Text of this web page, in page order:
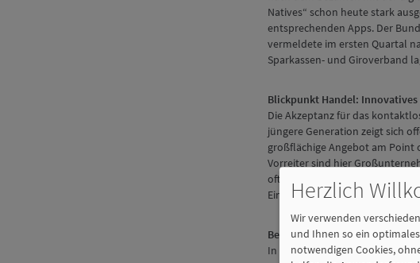
Natives“ schon heute stark
entsprechenden Apps. Der
vermeldete im ersten Quartal
Sparkassen- und Giroverband
Blickpunkt Handel:
Die Akzeptanz für das
jüngere Generation zeigt sich
großflächige Angebot am Point
Vorreiter sind hier
oft noch
Einblicke, wie bargeldlose
Bezahlen an E-Ladesäulen:
In seinem Gastbeitrag fordert
Herzlich
Wir verwenden
und Ihnen so ein
notwendigen Cookies,